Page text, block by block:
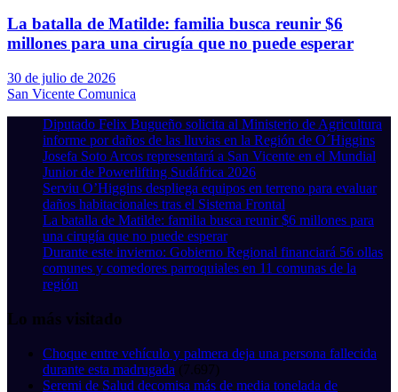
La batalla de Matilde: familia busca reunir $6
millones para una cirugía que no puede esperar
30 de julio de 2026
San Vicente Comunica
Diputado Felix Bugueño solicita al Ministerio de Agricultura
informe por daños de las lluvias en la Región de O´Higgins
Josefa Soto Arcos representará a San Vicente en el Mundial
Junior de Powerlifting Sudáfrica 2026
Serviu O’Higgins despliega equipos en terreno para evaluar
daños habitacionales tras el Sistema Frontal
La batalla de Matilde: familia busca reunir $6 millones para
una cirugía que no puede esperar
Durante este invierno: Gobierno Regional financiará 56 ollas
comunes y comedores parroquiales en 11 comunas de la
región
Lo más visitado
Choque entre vehículo y palmera deja una persona fallecida
durante esta madrugada (7.697)
Seremi de Salud decomisa más de media tonelada de